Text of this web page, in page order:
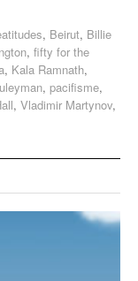
, Beirut, Billie
, fifty for the
, Kala Ramnath,
, pacifisme,
, Vladimir Martynov,